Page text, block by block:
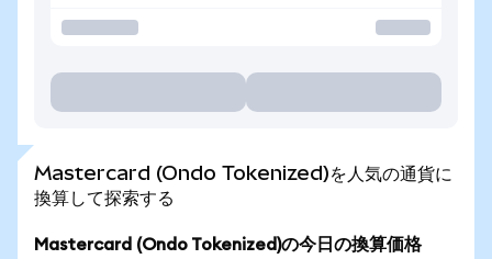
Mastercard (Ondo Tokenized)を人気の通貨に
換算して探索する
Mastercard (Ondo Tokenized)の今日の換算価格